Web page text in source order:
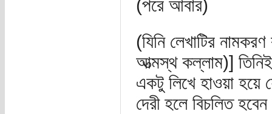
(পরে আবার)
(যিনি লেখাটির
আত্মস্থ কল্লাম)]
একটু লিখে হাওয়া
দেরী হলে বিচলিত হবেন